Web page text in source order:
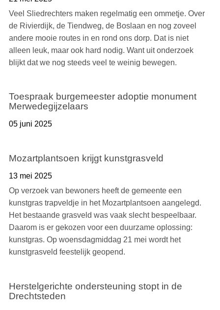
Veel Sliedrechters maken regelmatig een ommetje. Over
de Rivierdijk, de Tiendweg, de Boslaan en nog zoveel
andere mooie routes in en rond ons dorp. Dat is niet
alleen leuk, maar ook hard nodig. Want uit onderzoek
blijkt dat we nog steeds veel te weinig bewegen.
Toespraak burgemeester adoptie monument
Merwedegijzelaars
05 juni 2025
Mozartplantsoen krijgt kunstgrasveld
13 mei 2025
Op verzoek van bewoners heeft de gemeente een
kunstgras trapveldje in het Mozartplantsoen aangelegd.
Het bestaande grasveld was vaak slecht bespeelbaar.
Daarom is er gekozen voor een duurzame oplossing:
kunstgras. Op woensdagmiddag 21 mei wordt het
kunstgrasveld feestelijk geopend.
Herstelgerichte ondersteuning stopt in de
Drechtsteden